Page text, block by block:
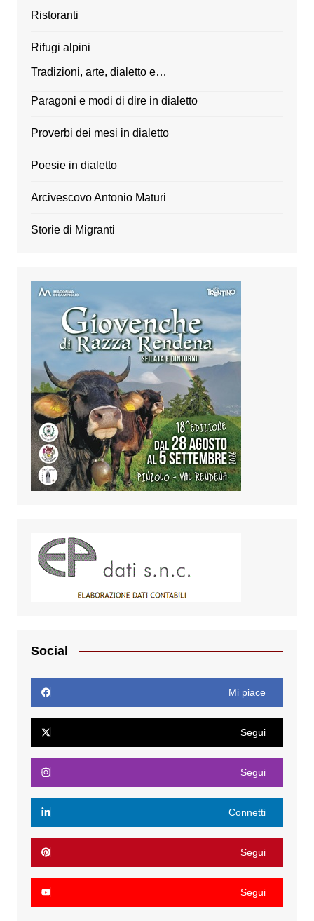
Ristoranti
Rifugi alpini
Tradizioni, arte, dialetto e…
Paragoni e modi di dire in dialetto
Proverbi dei mesi in dialetto
Poesie in dialetto
Arcivescovo Antonio Maturi
Storie di Migranti
Social
Mi piace
Segui
Segui
Connetti
Segui
Segui